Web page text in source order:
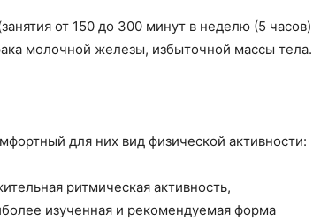
от 150 до 300 минут в неделю (5 часов)
молочной железы, избыточной массы тела.
для них вид физической активности:
ритмическая активность,
изученная и рекомендуемая форма